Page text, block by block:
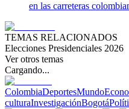
en las carreteras
TEMAS RELACIONADOS
Elecciones Presidenciales 2026
Ver otros temas
Cargando...
ColombiaDeportesMundo
culturaInvestigaciónBogotá